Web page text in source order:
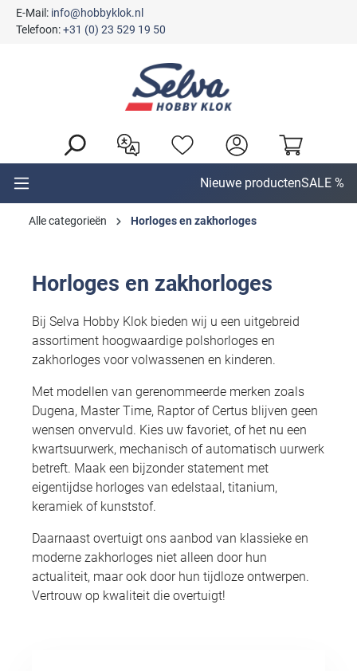
E-Mail: info@hobbyklok.nl
Telefoon:+31 (0) 23 529 19 50
Nieuwe productenSALE %
Alle categorieën Horloges en zakhorloges
Horloges en zakhorloges
Bij Selva Hobby Klok bieden wij u een uitgebreid
assortiment hoogwaardige polshorloges en
zakhorloges voor volwassenen en kinderen.
Met modellen van gerenommeerde merken zoals
Dugena, Master Time, Raptor of Certus blijven geen
wensen onvervuld. Kies uw favoriet, of het nu een
kwartsuurwerk, mechanisch of automatisch uurwerk
betreft. Maak een bijzonder statement met
eigentijdse horloges van edelstaal, titanium,
keramiek of kunststof.
Daarnaast overtuigt ons aanbod van klassieke en
moderne zakhorloges niet alleen door hun
actualiteit, maar ook door hun tijdloze ontwerpen.
Vertrouw op kwaliteit die overtuigt!